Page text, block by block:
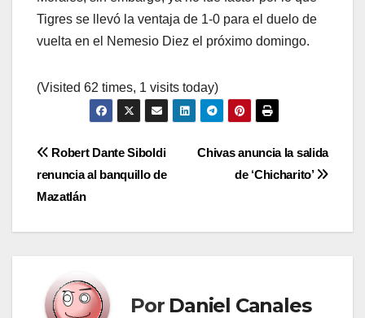
Tigres se llevó la ventaja de 1-0 para el duelo de
vuelta en el Nemesio Diez el próximo domingo.
(Visited 62 times, 1 visits today)
Navegación
de
entradas
Chivas anuncia la salida
de ‘Chicharito’
Robert Dante Siboldi
renuncia al banquillo de
Mazatlán
Por Daniel Canales